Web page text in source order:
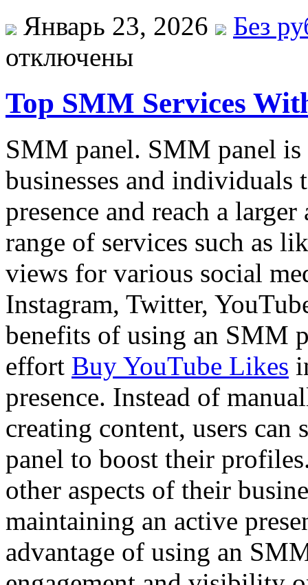
Январь 23, 2026
Без
отключены
Top SMM Services
SMM panel. SMM panel
businesses and
presence and reach a
range of services such as
views for various social
Instagram, Twitter,
benefits of using an SMM
effort Buy YouTube Likes
presence. Instead of
creating content, users can
panel to boost their
other aspects of their
maintaining an active
advantage of using an